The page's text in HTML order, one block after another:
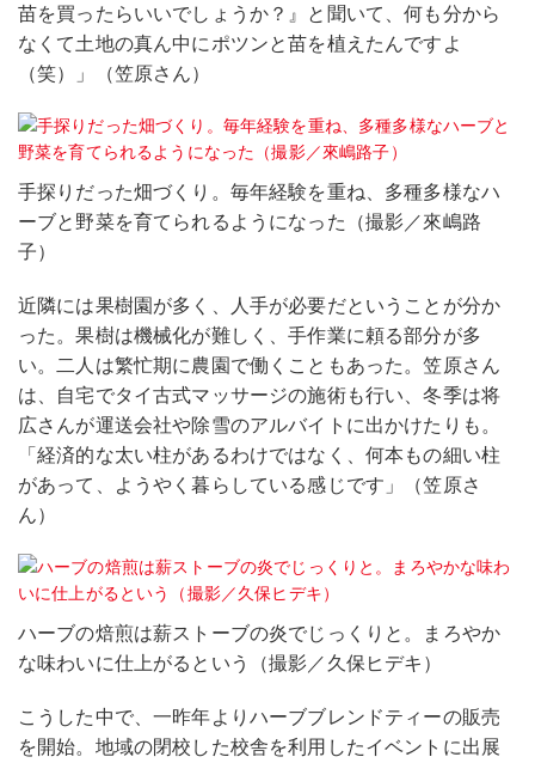
苗を買ったらいいでしょうか？』と聞いて、何も分から
なくて土地の真ん中にポツンと苗を植えたんですよ
（笑）」（笠原さん）
手探りだった畑づくり。毎年経験を重ね、多種多様なハ
ーブと野菜を育てられるようになった（撮影／來嶋路
子）
近隣には果樹園が多く、人手が必要だということが分か
った。果樹は機械化が難しく、手作業に頼る部分が多
い。二人は繁忙期に農園で働くこともあった。笠原さん
は、自宅でタイ古式マッサージの施術も行い、冬季は将
広さんが運送会社や除雪のアルバイトに出かけたりも。
「経済的な太い柱があるわけではなく、何本もの細い柱
があって、ようやく暮らしている感じです」（笠原さ
ん）
ハーブの焙煎は薪ストーブの炎でじっくりと。まろやか
な味わいに仕上がるという（撮影／久保ヒデキ）
こうした中で、一昨年よりハーブブレンドティーの販売
を開始。地域の閉校した校舎を利用したイベントに出展